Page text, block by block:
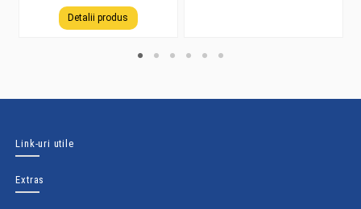
Detalii produs
Link-uri utile
Extras